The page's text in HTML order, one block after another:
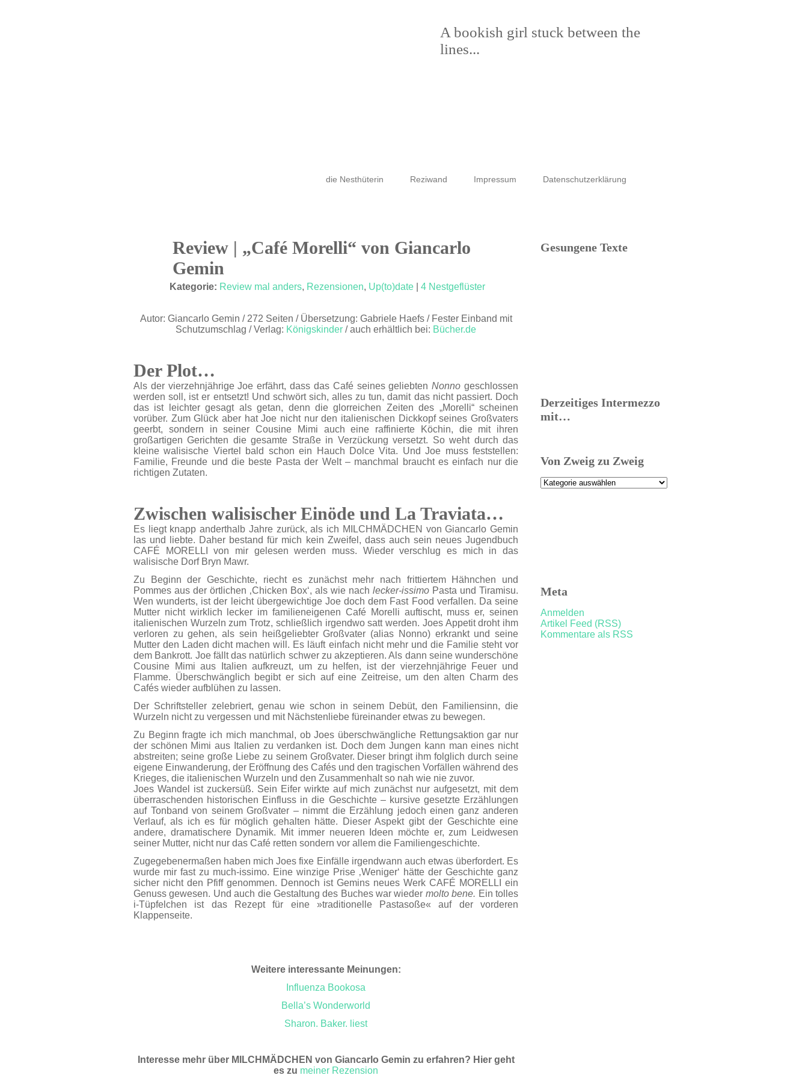
A bookish girl stuck between the
lines...
die Nesthüterin Reziwand Impressum Datenschutzerklärung
Review | „Café Morelli“ von Giancarlo
Gemin
Kategorie: Review mal anders, Rezensionen, Up(to)date 4 Nestgeflüster
Autor: Giancarlo Gemin / 272 Seiten / Übersetzung: Gabriele Haefs / Fester Einband mit
Schutzumschlag / Verlag: Königskinder / auch erhältlich bei: Bücher.de
Der Plot…
Als der vierzehnjährige Joe erfährt, dass das Café seines geliebtenNonno geschlossen
werden soll, ist er entsetzt! Und schwört sich, alles zu tun, damit das nicht passiert. Doch
das ist leichter gesagt als getan, denn die glorreichen Zeiten des „Morelli“ scheinen
vorüber. Zum Glück aber hat Joe nicht nur den italienischen Dickkopf seines Großvaters
geerbt, sondern in seiner Cousine Mimi auch eine raffinierte Köchin, die mit ihren
großartigen Gerichten die gesamte Straße in Verzückung versetzt. So weht durch das
kleine walisische Viertel bald schon ein Hauch Dolce Vita. Und Joe muss feststellen:
Familie, Freunde und die beste Pasta der Welt – manchmal braucht es einfach nur die
richtigen Zutaten.
Zwischen walisischer Einöde und La Traviata…
Es liegt knapp anderthalb Jahre zurück, als ich MILCHMÄDCHEN von Giancarlo Gemin
las und liebte. Daher bestand für mich kein Zweifel, dass auch sein neues Jugendbuch
CAFÉ MORELLI von mir gelesen werden muss. Wieder verschlug es mich in das
walisische Dorf Bryn Mawr.
Zu Beginn der Geschichte, riecht es zunächst mehr nach frittiertem Hähnchen und
Pommes aus der örtlichen ‚Chicken Box‘, als wie nach lecker-issimo Pasta und Tiramisu.
Wen wunderts, ist der leicht übergewichtige Joe doch dem Fast Food verfallen. Da seine
Mutter nicht wirklich lecker im familieneigenen Café Morelli auftischt, muss er, seinen
italienischen Wurzeln zum Trotz, schließlich irgendwo satt werden. Joes Appetit droht ihm
verloren zu gehen, als sein heißgeliebter Großvater (alias Nonno) erkrankt und seine
Mutter den Laden dicht machen will. Es läuft einfach nicht mehr und die Familie steht vor
dem Bankrott. Joe fällt das natürlich schwer zu akzeptieren. Als dann seine wunderschöne
Cousine Mimi aus Italien aufkreuzt, um zu helfen, ist der vierzehnjährige Feuer und
Flamme. Überschwänglich begibt er sich auf eine Zeitreise, um den alten Charm des
Cafés wieder aufblühen zu lassen.
Der Schriftsteller zelebriert, genau wie schon in seinem Debüt, den Familiensinn, die
Wurzeln nicht zu vergessen und mit Nächstenliebe füreinander etwas zu bewegen.
Zu Beginn fragte ich mich manchmal, ob Joes überschwängliche Rettungsaktion gar nur
der schönen Mimi aus Italien zu verdanken ist. Doch dem Jungen kann man eines nicht
abstreiten; seine große Liebe zu seinem Großvater. Dieser bringt ihm folglich durch seine
eigene Einwanderung, der Eröffnung des Cafés und den tragischen Vorfällen während des
Krieges, die italienischen Wurzeln und den Zusammenhalt so nah wie nie zuvor.
Joes Wandel ist zuckersüß. Sein Eifer wirkte auf mich zunächst nur aufgesetzt, mit dem
überraschenden historischen Einfluss in die Geschichte – kursive gesetzte Erzählungen
auf Tonband von seinem Großvater – nimmt die Erzählung jedoch einen ganz anderen
Verlauf, als ich es für möglich gehalten hätte. Dieser Aspekt gibt der Geschichte eine
andere, dramatischere Dynamik. Mit immer neueren Ideen möchte er, zum Leidwesen
seiner Mutter, nicht nur das Café retten sondern vor allem die Familiengeschichte.
Zugegebenermaßen haben mich Joes fixe Einfälle irgendwann auch etwas überfordert. Es
wurde mir fast zu much-issimo. Eine winzige Prise ‚Weniger‘ hätte der Geschichte ganz
sicher nicht den Pfiff genommen. Dennoch ist Gemins neues Werk CAFÉ MORELLI ein
Genuss gewesen. Und auch die Gestaltung des Buches war wieder molto bene. Ein tolles
i-Tüpfelchen ist das Rezept für eine »traditionelle Pastasoße« auf der vorderen
Klappenseite.
Weitere interessante Meinungen:
Influenza Bookosa
Bella’s Wonderworld
Sharon. Baker. liest
Interesse mehr über MILCHMÄDCHEN von Giancarlo Gemin zu erfahren? Hier geht
es zu meiner Rezension
Gesungene Texte
Derzeitiges Intermezzo
mit…
Von Zweig zu Zweig
Von
Meta
Anmelden
Artikel Feed (RSS)
Kommentare als RSS